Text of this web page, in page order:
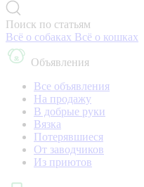
Поиск по статьям
Всё о собаках Всё о кошках
Объявления
Все объявления
На продажу
В добрые руки
Вязка
Потерявшиеся
От заводчиков
Из приютов